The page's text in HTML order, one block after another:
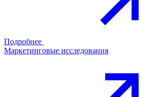
Подробнее
Маркетинговые исследования